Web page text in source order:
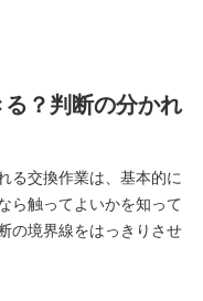
？判断の分かれ
る交換作業は、基本的に
ら触ってよいかを知って
の境界線をはっきりさせ